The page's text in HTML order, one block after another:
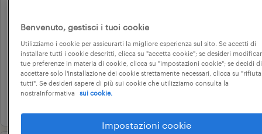
operaio piegatore junior f/m/nb
vignole borbera, piemonte
tempo determinato
15.000 € - 18.000 € annuale
Benvenuto, gestisci i tuoi cookie
Utilizziamo i cookie per assicurarti la migliore esperienza sul sito. Se accetti di
installare tutti i cookie descritti, clicca su "accetta cookie"; se desideri
tue preferenze in materia di cookie, clicca su "impostazioni cookie"; se decidi di
accettare solo l'installazione dei cookie strettamente necessari, clicca su "rifiuta
tutti". Se desideri sapere di più sui cookie che utilizziamo consulta la
nostraInformativa
sui cookie.
Impostazioni cookie